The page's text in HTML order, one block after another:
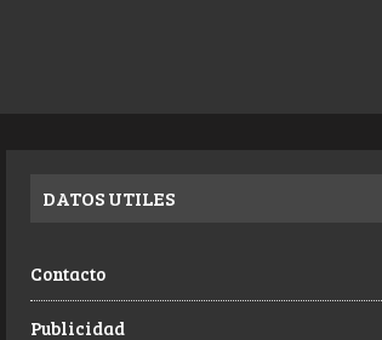
DATOS UTILES
Contacto
Publicidad